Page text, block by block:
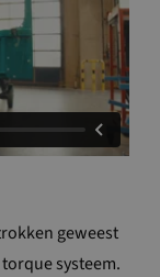
geweest
systeem.